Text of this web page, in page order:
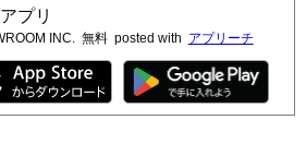
プリ
INC. 無料 posted with アプリーチ